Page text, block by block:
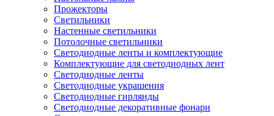
Прожекторы
Светильники
Настенные светильники
Потолочные светильники
Светодиодные ленты и комплектующие
Комплектующие для светодиодных лент
Светодиодные ленты
Светодиодные украшения
Светодиодные гирлянды
Светодиодные декоративные фонари